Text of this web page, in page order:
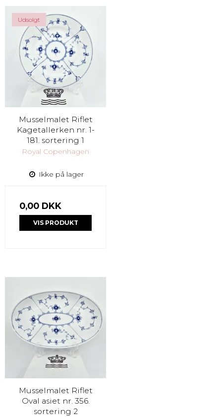
Udsolgt
Musselmalet Riflet
Kagetallerken nr. 1-
181. sortering 1
Royal Copenhagen
Ikke på lager
0,00 DKK
VIS PRODUKT
Musselmalet Riflet
Oval asiet nr. 356.
sortering 2